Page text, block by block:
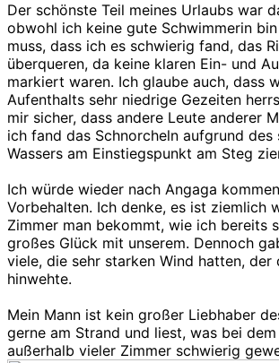
Der schönste Teil meines Urlaubs war
obwohl ich keine gute Schwimmerin
muss, dass ich es schwierig fand, das
überqueren, da keine klaren Ein- und
markiert waren. Ich glaube auch, dass
Aufenthalts sehr niedrige Gezeiten
mir sicher, dass andere Leute anderer
ich fand das Schnorcheln aufgrund des
Wassers am Einstiegspunkt am Steg
Ich würde wieder nach Angaga
Vorbehalten. Ich denke, es ist ziemlich
Zimmer man bekommt, wie ich bereits
großes Glück mit unserem. Dennoch
viele, die sehr starken Wind hatten, der
hinwehte.
Mein Mann ist kein großer Liebhaber
gerne am Strand und liest, was bei
außerhalb vieler Zimmer schwierig